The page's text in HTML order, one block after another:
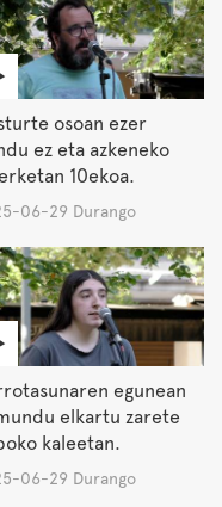
osoan ezer
ez eta azkeneko
10ekoa.
06-29 Durango
egunean
elkartu zarete
kaleetan.
06-29 Durango